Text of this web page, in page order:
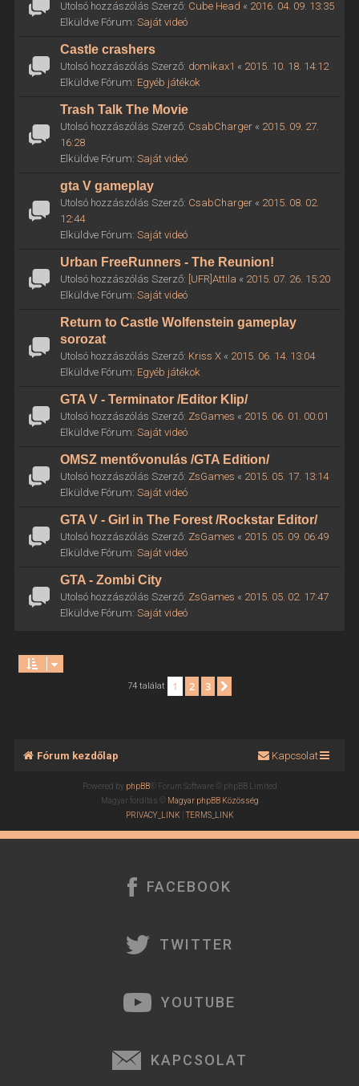
Utolsó hozzászólás Szerző: Cube Head « 2016. 04. 09. 13:35
Elküldve Fórum: Saját videó
Castle crashers
Utolsó hozzászólás Szerző: domikax1 « 2015. 10. 18. 14:12
Elküldve Fórum: Egyéb játékok
Trash Talk The Movie
Utolsó hozzászólás Szerző: CsabCharger« 2015. 09. 27.
16:28
Elküldve Fórum: Saját videó
gta V gameplay
Utolsó hozzászólás Szerző: CsabCharger« 2015. 08. 02.
12:44
Elküldve Fórum: Saját videó
Urban FreeRunners - The Reunion!
Utolsó hozzászólás Szerző: [UFR]Attila « 2015. 07. 26. 15:20
Elküldve Fórum: Saját videó
Return to Castle Wolfenstein gameplay
sorozat
Utolsó hozzászólás Szerző: Kriss X« 2015. 06. 14. 13:04
Elküldve Fórum: Egyéb játékok
GTA V - Terminator /Editor Klip/
Utolsó hozzászólás Szerző: ZsGames « 2015. 06. 01. 00:01
Elküldve Fórum: Saját videó
OMSZ mentővonulás /GTA Edition/
Utolsó hozzászólás Szerző: ZsGames « 2015. 05. 17. 13:14
Elküldve Fórum: Saját videó
GTA V - Girl in The Forest /Rockstar Editor/
Utolsó hozzászólás Szerző: ZsGames « 2015. 05. 09. 06:49
Elküldve Fórum: Saját videó
GTA - Zombi City
Utolsó hozzászólás Szerző: ZsGames « 2015. 05. 02. 17:47
Elküldve Fórum: Saját videó
74 találat 1 2 3
Fórum kezdőlap Kapcsolat
Powered by phpBB® Forum Software © phpBB Limited
Magyar fordítás ©
Magyar phpBB Közösség
PRIVACY_LINK| TERMS_LINK
FACEBOOK
TWITTER
YOUTUBE
KAPCSOLAT